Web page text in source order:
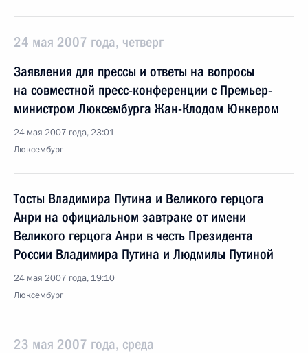
24 мая 2007 года, четверг
Заявления для прессы и ответы на вопросы
на совместной пресс-конференции с Премьер-
министром Люксембурга Жан-Клодом Юнкером
24 мая 2007 года, 23:01
Люксембург
Тосты Владимира Путина и Великого герцога
Анри на официальном завтраке от имени
Великого герцога Анри в честь Президента
России Владимира Путина и Людмилы Путиной
24 мая 2007 года, 19:10
Люксембург
23 мая 2007 года, среда